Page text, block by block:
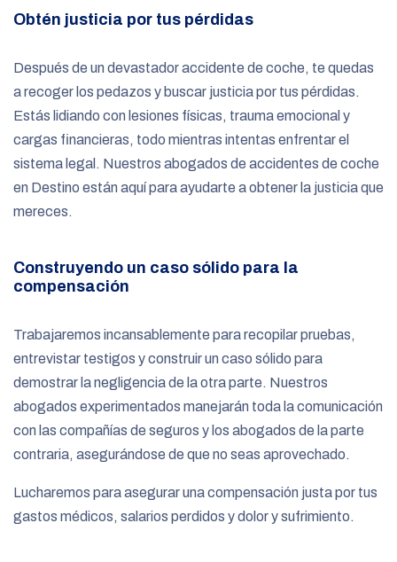
Obtén justicia por tus pérdidas
Después de un devastador accidente de coche, te quedas
a recoger los pedazos y buscar justicia por tus pérdidas.
Estás lidiando con lesiones físicas, trauma emocional y
cargas financieras, todo mientras intentas enfrentar el
sistema legal. Nuestros abogados de accidentes de coche
en Destino están aquí para ayudarte a obtener la justicia que
mereces.
Construyendo un caso sólido para la
compensación
Trabajaremos incansablemente para recopilar pruebas,
entrevistar testigos y construir un caso sólido para
demostrar la negligencia de la otra parte. Nuestros
abogados experimentados manejarán toda la comunicación
con las compañías de seguros y los abogados de la parte
contraria, asegurándose de que no seas aprovechado.
Lucharemos para asegurar una compensación justa por tus
gastos médicos, salarios perdidos y dolor y sufrimiento.